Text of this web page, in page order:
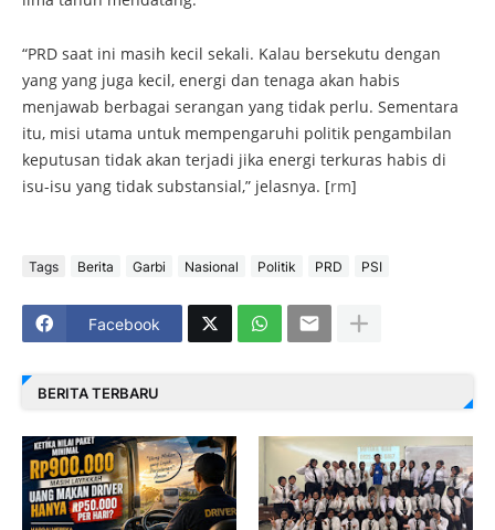
“PRD saat ini masih kecil sekali. Kalau bersekutu dengan
yang yang juga kecil, energi dan tenaga akan habis
menjawab berbagai serangan yang tidak perlu. Sementara
itu, misi utama untuk mempengaruhi politik pengambilan
keputusan tidak akan terjadi jika energi terkuras habis di
isu-isu yang tidak substansial,” jelasnya. [rm]
Tags Berita Garbi Nasional Politik PRD PSI
Facebook
BERITA TERBARU